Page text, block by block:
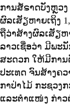
ການສໍ້ຣາດບັງຫຼວງ
ຜົລເສັຽຫາຍເຖິງ
ຖືວ່າສ້າງຜົລເສັຽ
ລາວເຊື່ອວ່າ ມີພະ
ສະດວກ ໃຫ້ມີການ
ປະເທດ ຈົນສ້າງຄ
ກາປ່າໄມ້ ກະຊວງ
ແລະຕຳແໜ່ງ ກ່າວ